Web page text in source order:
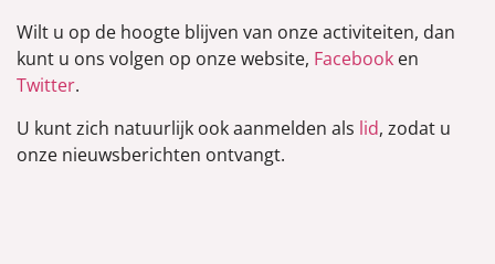
Wilt u op de hoogte blijven van onze activiteiten, dan
kunt u ons volgen op onze website, Facebook en
Twitter.
U kunt zich natuurlijk ook aanmelden als lid, zodat u
onze nieuwsberichten ontvangt.